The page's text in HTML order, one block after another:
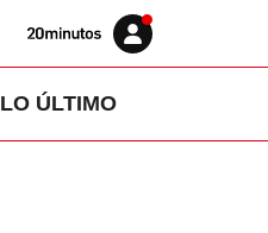
Volver
Iniciar
sesión
LO ÚLTIMO